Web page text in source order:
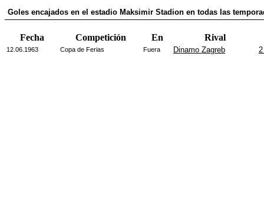
Goles encajados en el estadio Maksimir Stadion en todas las
Fecha Competición En Rival
12.06.1963 Copa de Ferias Fuera Dinamo Zagreb